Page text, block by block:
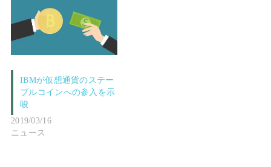
IBMが仮想通貨のステー
ブルコインへの参入を示
唆
2019/03/16
ニュース